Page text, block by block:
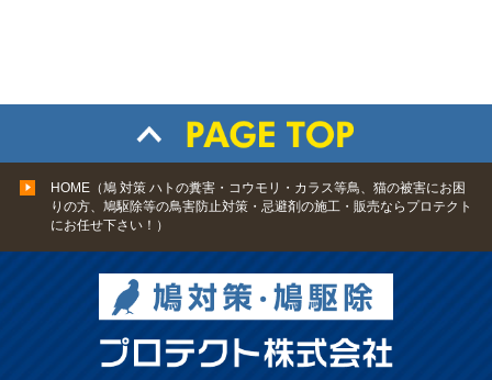
HOME（鳩 対策 ハトの糞害・コウモリ・カラス等鳥、猫の被害にお困
りの方、鳩駆除等の鳥害防止対策・忌避剤の施工・販売ならプロテクト
にお任せ下さい！）